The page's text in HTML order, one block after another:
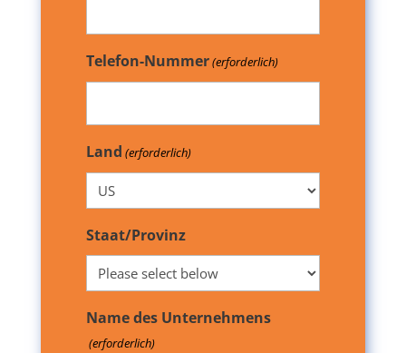
Telefon-Nummer(erforderlich)
Land (erforderlich)
Staat/Provinz
Name des Unternehmens
(erforderlich)